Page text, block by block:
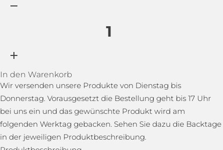
In den Warenkorb
Wir versenden unsere Produkte von Dienstag bis
Donnerstag. Vorausgesetzt die Bestellung geht bis 17 Uhr
bei uns ein und das gewünschte Produkt wird am
folgenden Werktag gebacken. Sehen Sie dazu die Backtage
in der jeweiligen Produktbeschreibung.